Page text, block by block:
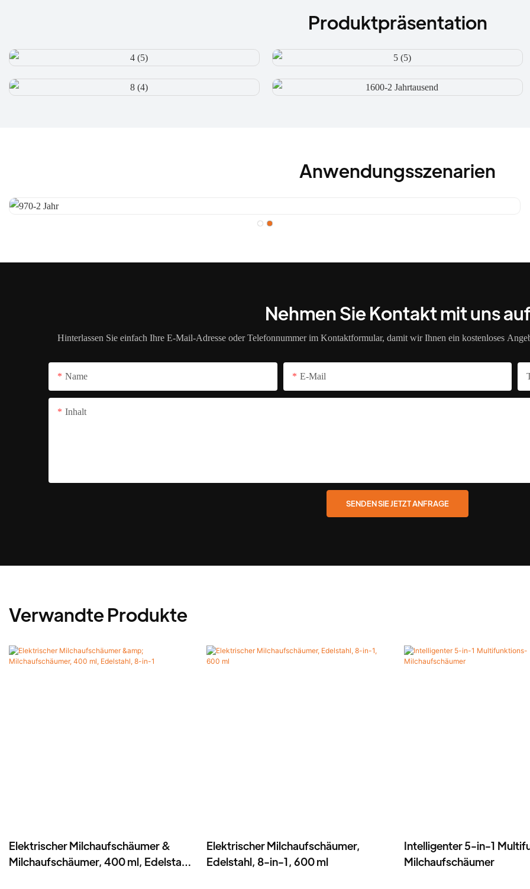
Produktpräsentation
Anwendungsszenarien
Nehmen Sie Kontakt mit uns auf
Hinterlassen Sie einfach Ihre E-Mail-Adresse oder Telefonnummer im Kontaktformular, damit wir Ihnen ein kostenloses
Name E-Mail
Inhalt
SENDEN SIE JETZT ANFRAGE
Verwandte Produkte
Elektrischer Milchaufschäumer &
Milchaufschäumer, 400 ml, Edelstahl,
Elektrischer Milchaufschäumer,
Edelstahl, 8-in-1, 600 ml
Intelligenter 5-in-1
Milchaufschäumer